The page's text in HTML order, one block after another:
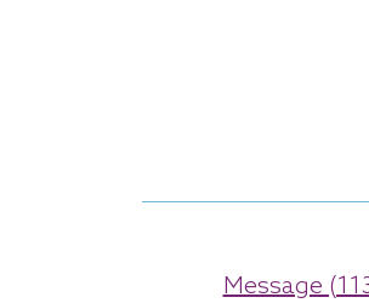
Message